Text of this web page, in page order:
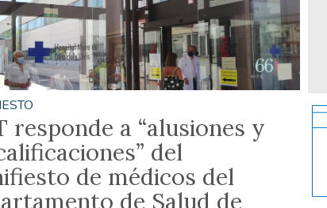
responde a “alusiones y
del
de médicos del
de Salud de